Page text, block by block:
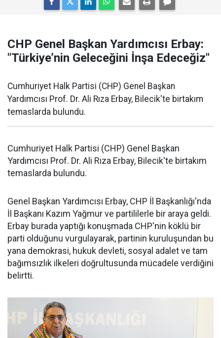
CHP Genel Başkan Yardımcısı Erbay:
"Türkiye’nin Geleceğini İnşa Edeceğiz"
Cumhuriyet Halk Partisi (CHP) Genel Başkan
Yardımcısı Prof. Dr. Ali Rıza Erbay, Bilecik'te birtakım
temaslarda bulundu.
Cumhuriyet Halk Partisi (CHP) Genel Başkan
Yardımcısı Prof. Dr. Ali Rıza Erbay, Bilecik'te birtakım
temaslarda bulundu.
Genel Başkan Yardımcısı Erbay, CHP İl Başkanlığı'nda
İl Başkanı Kazım Yağmur ve partililerle bir araya geldi.
Erbay burada yaptığı konuşmada CHP'nin köklü bir
parti olduğunu vurgulayarak, partinin kuruluşundan bu
yana demokrasi, hukuk devleti, sosyal adalet ve tam
bağımsızlık ilkeleri doğrultusunda mücadele verdiğini
belirtti.